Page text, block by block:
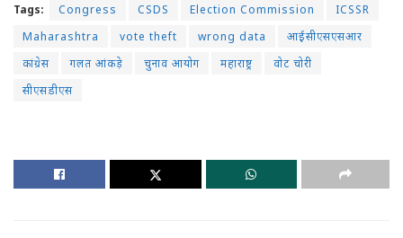
Tags: Congress CSDS Election Commission
ICSSR
Maharashtra
vote theft wrong data
आईसीएसएसआर
कांग्रेस
गलत आंकड़े चुनाव आयोग महाराष्ट्र
वोट चोरी
सीएसडीएस